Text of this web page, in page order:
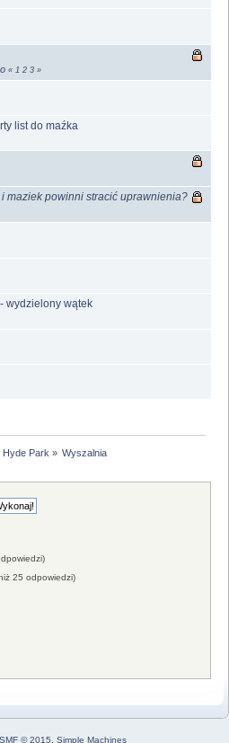
« 1 2 3 »
list do maźka
maziek powinni stracić uprawnienia?
wydzielony wątek
Hyde Park » Wyszalnia
25 odpowiedzi)
SMF © 2015 Simple Machines